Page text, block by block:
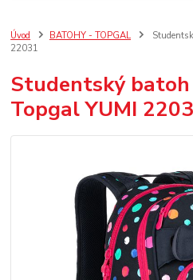
Úvod BATOHY - TOPGAL
22031
Studentský
Topgal YUMI